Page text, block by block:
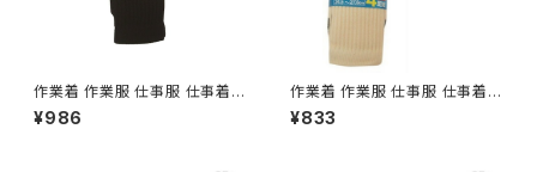
作業着 作業服 仕事服 仕事着
ワークウェア アタックベース 靴
下 ソックス のびのび黒先丸 4
¥986
作業着 作業服 仕事服 仕事着
ワークウェア アタックベース 靴
下 ソックス のびのびキナリ先丸
¥833